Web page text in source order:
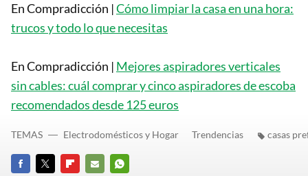
En Compradicción |Cómo limpiar la casa en una hora:
trucos y todo lo que necesitas
En Compradicción | Mejores aspiradores verticales
sin cables: cuál comprar y cinco aspiradores de escoba
recomendados desde 125 euros
TEMAS Electrodomésticos y Hogar Trendencias casas